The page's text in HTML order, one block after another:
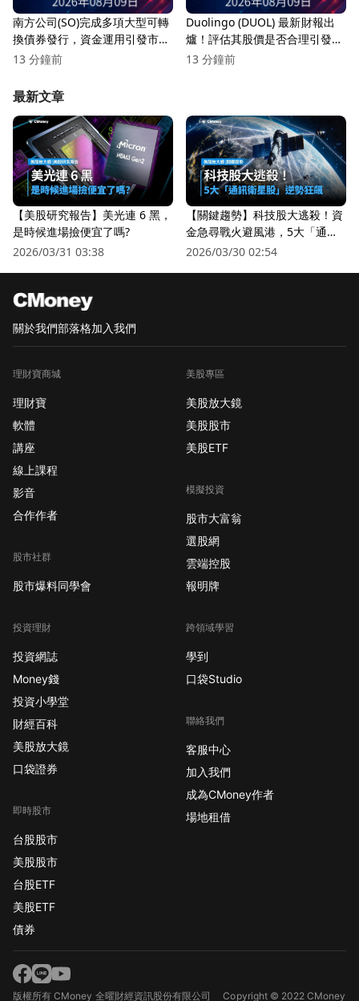
南方公司(SO)完成多項大型可轉
換債券發行，資金運用引發市場
關注！
13 分鐘前
Duolingo (DUOL) 最新財報出
爐！評估其股價是否合理引發熱
議
13 分鐘前
最新文章
【美股研究報告】美光連 6 黑，
是時候進場撿便宜了嗎?
2026/03/31 03:38
【關鍵趨勢】科技股大逃殺！資
金急尋戰火避風港，5大「通訊
衛星股」逆勢狂飆
2026/03/30 02:54
關於我們部落格加入我們
理財寶商城
理財寶
軟體
講座
線上課程
影音
合作作者
股市社群
股市爆料同學會
投資理財
投資網誌
Money錢
投資小學堂
財經百科
美股放大鏡
口袋證券
即時股市
台股股市
美股股市
台股ETF
美股ETF
債券
美股專區
美股放大鏡
美股股市
美股ETF
模擬投資
股市大富翁
選股網
雲端控股
報明牌
跨領域學習
學到
口袋Studio
聯絡我們
客服中心
加入我們
成為CMoney作者
場地租借
版權所有 CMoney 全曜財經資訊股份有限公司Copyright © 2022 CMoney